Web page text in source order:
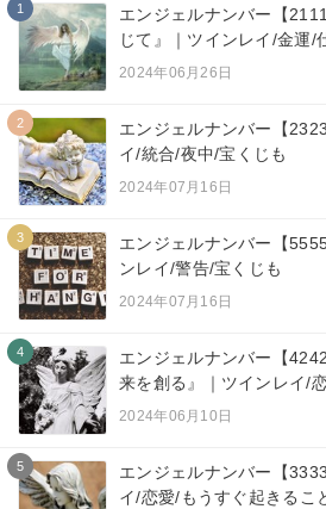
1
エンジェルナンバー【
じて』｜ツインレイ/金運/
2024年06月26日
2
エンジェルナンバー【
イ/統合/夜中/宝くじも
2024年07月16日
3
エンジェルナンバー【
ンレイ/警告/宝くじも
2024年07月16日
4
エンジェルナンバー【
来を創る』｜ツインレイ/
2024年06月10日
5
エンジェルナンバー【
イ/恋愛/もうすぐ起きるこ